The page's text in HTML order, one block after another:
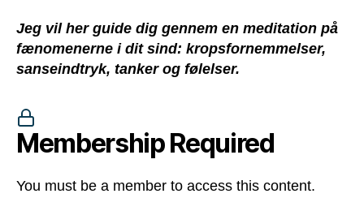
Jeg vil her guide dig gennem en meditation på
fænomenerne i dit sind: kropsfornemmelser,
sanseindtryk, tanker og følelser.
Membership Required
You must be a member to access this content.